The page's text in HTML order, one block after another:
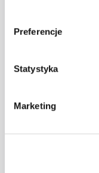
Preferencje
Statystyka
Marketing